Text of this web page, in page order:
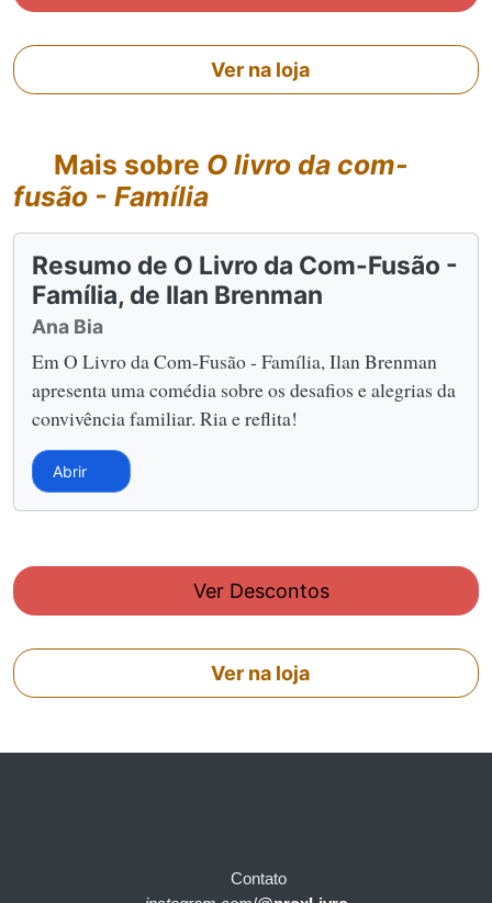
Ver na loja
Mais sobre O livro da com-
fusão - Família
Resumo de O Livro da Com-Fusão -
Família, de Ilan Brenman
Ana Bia
Em O Livro da Com-Fusão - Família, Ilan Brenman
apresenta uma comédia sobre os desafios e alegrias da
convivência familiar. Ria e reflita!
Abrir
Ver Descontos
Ver na loja
Contato